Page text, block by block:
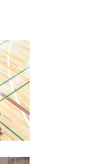
ッ
ト
ボ
ー
ル
部